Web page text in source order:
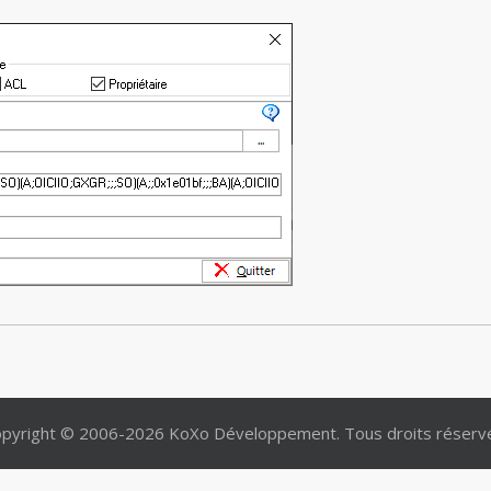
© 2006-2026 KoXo Développement. Tous droits